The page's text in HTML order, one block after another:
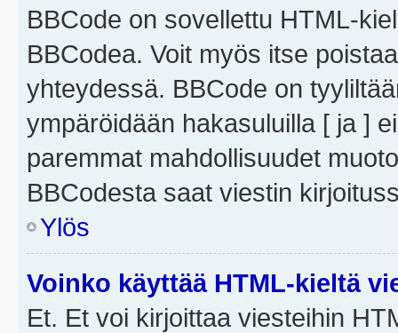
BBCode on sovellettu HTML-
BBCodea. Voit myös itse
yhteydessä. BBCode on
ympäröidään hakasuluilla [ ja ]
paremmat mahdollisuudet
BBCodesta saat viestin
Ylös
Voinko käyttää HTML-kieltä
Et. Et voi kirjoittaa viesteihin